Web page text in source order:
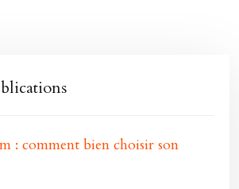
: comment bien choisir son